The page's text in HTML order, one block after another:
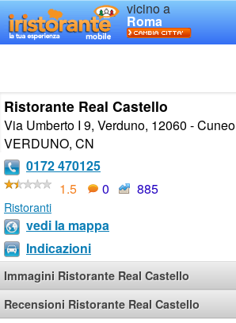
vicino a
Roma
Ristorante Real Castello
Via Umberto I 9, Verduno, 12060 - Cuneo
VERDUNO, CN
0172 470125
1.5
0 885
Ristoranti
vedi la mappa
Indicazioni
Immagini Ristorante Real Castello
Recensioni Ristorante Real Castello